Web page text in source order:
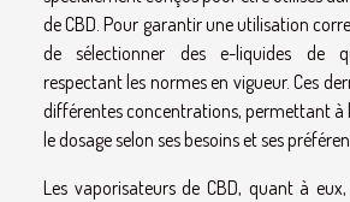
de CBD. Pour garantir une utilisation
de sélectionner des e-liquides de
respectant les normes en vigueur. Ces
différentes concentrations, permettant
le dosage selon ses besoins et ses
Les vaporisateurs de CBD, quant à